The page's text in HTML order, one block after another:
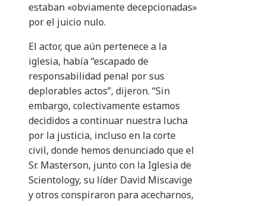
estaban «obviamente decepcionadas»
por el juicio nulo.
El actor, que aún pertenece a la
iglesia, había “escapado de
responsabilidad penal por sus
deplorables actos”, dijeron. “Sin
embargo, colectivamente estamos
decididos a continuar nuestra lucha
por la justicia, incluso en la corte
civil, donde hemos denunciado que el
Sr. Masterson, junto con la Iglesia de
Scientology, su líder David Miscavige
y otros conspiraron para acecharnos,